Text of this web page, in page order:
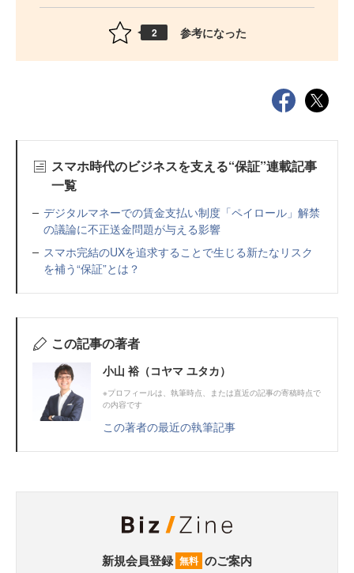
2 参考になった
スマホ時代のビジネスを支える“保証”連載記事
一覧
デジタルマネーでの賃金支払い制度「ペイロール」解禁
の議論に不正送金問題が与える影響
スマホ完結のUXを追求することで生じる新たなリスク
を補う“保証”とは？
この記事の著者
小山 裕（コヤマ ユタカ）
※プロフィールは、執筆時点、または直近の記事の寄稿時点で
の内容です
この著者の最近の執筆記事
新規会員登録 無料 のご案内